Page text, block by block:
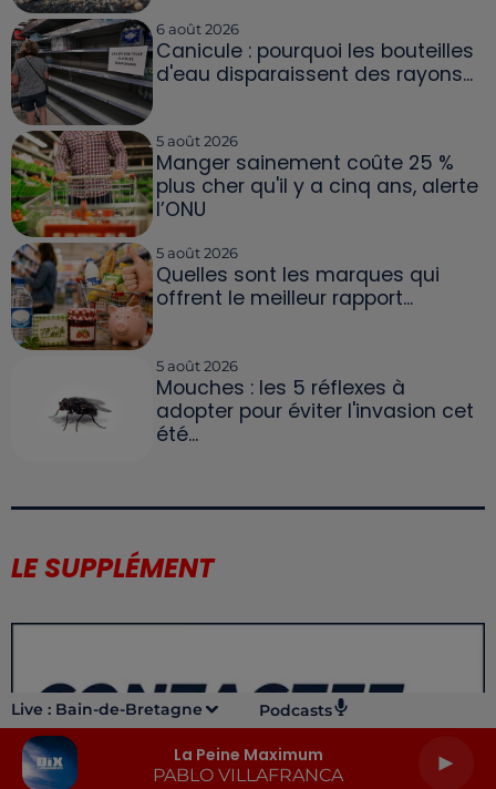
Live : Bain-de-Bretagne Podcasts
La Peine Maximum
PABLO VILLAFRANCA
6 août 2026
Canicule : pourquoi les bouteilles
d'eau disparaissent des rayons...
5 août 2026
Manger sainement coûte 25 %
plus cher qu'il y a cinq ans, alerte
l’ONU
5 août 2026
Quelles sont les marques qui
offrent le meilleur rapport...
5 août 2026
Mouches : les 5 réflexes à
adopter pour éviter l'invasion cet
été...
LE SUPPLÉMENT